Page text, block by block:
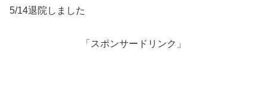
5/14退院しました
「スポンサードリンク」